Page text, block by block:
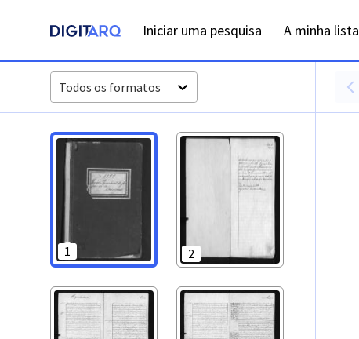
Iniciar uma pesquisa A minha lista
Todos os formatos
1 2